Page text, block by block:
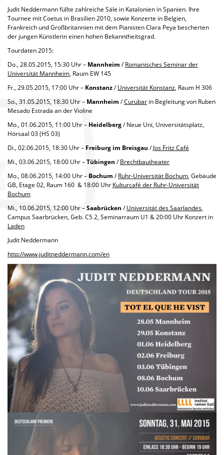
Judit Neddermann füllte zahlreiche Säle in Katalonien in Spanien. Ihre
Tournee mit Coetus in Brasilien 2010, sowie Konzerte in Belgien,
Frankreich und Großbritannien mit dem Pianisten Clara Peya bescherten
der jungen Künstlerin einen hohen Bekanntheitsgrad.
Tourdaten 2015:
Do., 28.05.2015, 15:30 Uhr – Mannheim /Romanisches Seminar der
Universität Mannheim, Raum EW 145
Fr., 29.05.2015, 17:00 Uhr – Konstanz/Universität Konstanz, Raum H 306
So., 31.05.2015, 18:30 Uhr – Mannheim /Curubar in Begleitung von Ruben
Mesado Estrada an der Violine
Mo., 01.06.2015, 11:00 Uhr – Heidelberg/ Neue Uni, Universitätsplatz,
Hörsaal 03 (HS 03)
Di., 02.06.2015, 18:30 Uhr – Freiburg im Breisgau /Jos Fritz Café
Mi., 03.06.2015, 18:00 Uhr –Tübingen /Brechtbautheater
Mo., 08.06.2015, 14:00 Uhr – Bochum /Ruhr-Universität Bochum, Gebäude
GB, Etage 02, Raum 160 & 18:00 Uhr Kulturcafé der Ruhr-Universität
Bochum
Mi., 10.06.2015, 12:00 Uhr –Saabrücken /Universität des Saarlandes,
Campus Saarbrücken, Geb. C5 2, Seminarraum U1 & 20:00 Uhr Konzert in
Laden
Judit Neddermann
http://www.juditneddermann.com/en